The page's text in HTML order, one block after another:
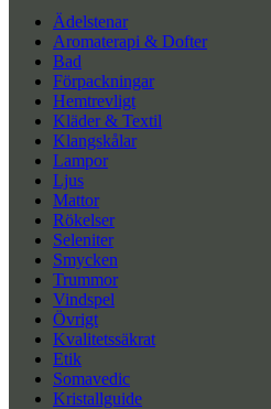
Ädelstenar
Aromaterapi & Dofter
Bad
Förpackningar
Hemtrevligt
Kläder & Textil
Klangskålar
Lampor
Ljus
Mattor
Rökelser
Seleniter
Smycken
Trummor
Vindspel
Övrigt
Kvalitetssäkrat
Etik
Somavedic
Kristallguide